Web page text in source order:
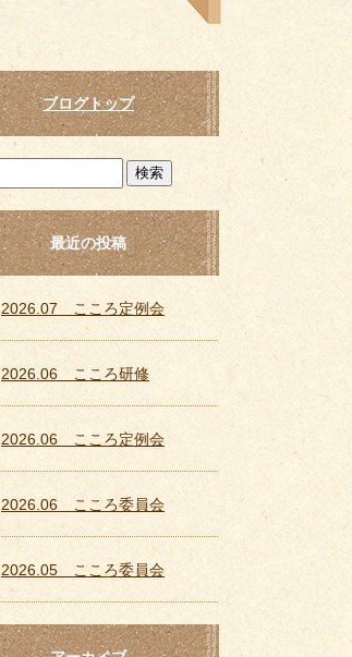
ブログトップ
最近の投稿
2026.07 こころ定例会
2026.06 こころ研修
2026.06 こころ定例会
2026.06 こころ委員会
2026.05 こころ委員会